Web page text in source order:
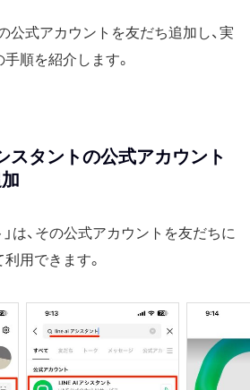
公式アカウントを友だち追加し、実
順を紹介します。
スタントの公式アカウント
は、その公式アカウントを友だちに
用できます。